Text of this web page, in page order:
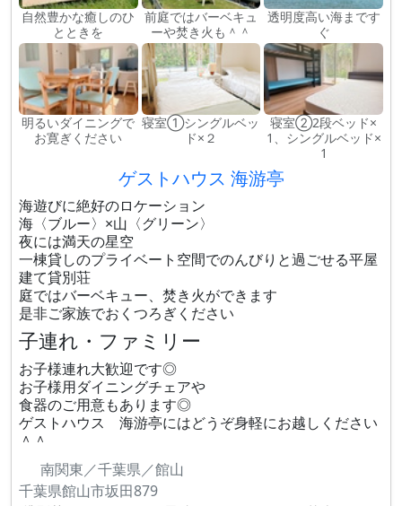
自然豊かな癒しのひ
とときを
前庭ではバーベキュ
ーや焚き火も＾＾
透明度高い海まです
ぐ
明るいダイニングで
お寛ぎください
寝室①シングルベッ
ド×２
寝室②2段ベッド×
1、シングルベッド×
1
ゲストハウス 海游亭
海遊びに絶好のロケーション
海〈ブルー〉×山〈グリーン〉
夜には満天の星空
一棟貸しのプライベート空間でのんびりと過ごせる平屋
建て貸別荘
庭ではバーベキュー、焚き火ができます
是非ご家族でおくつろぎください
子連れ・ファミリー
お子様連れ大歓迎です◎
お子様用ダイニングチェアや
食器のご用意もあります◎
ゲストハウス 海游亭にはどうぞ身軽にお越しください
＾＾
南関東／千葉県／館山
千葉県館山市坂田879